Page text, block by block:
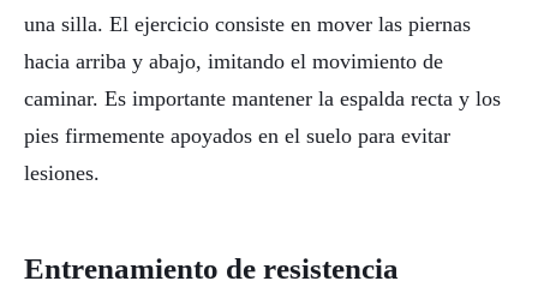
una silla. El ejercicio consiste en mover las piernas
hacia arriba y abajo, imitando el movimiento de
caminar. Es importante mantener la espalda recta y los
pies firmemente apoyados en el suelo para evitar
lesiones.
Entrenamiento de resistencia